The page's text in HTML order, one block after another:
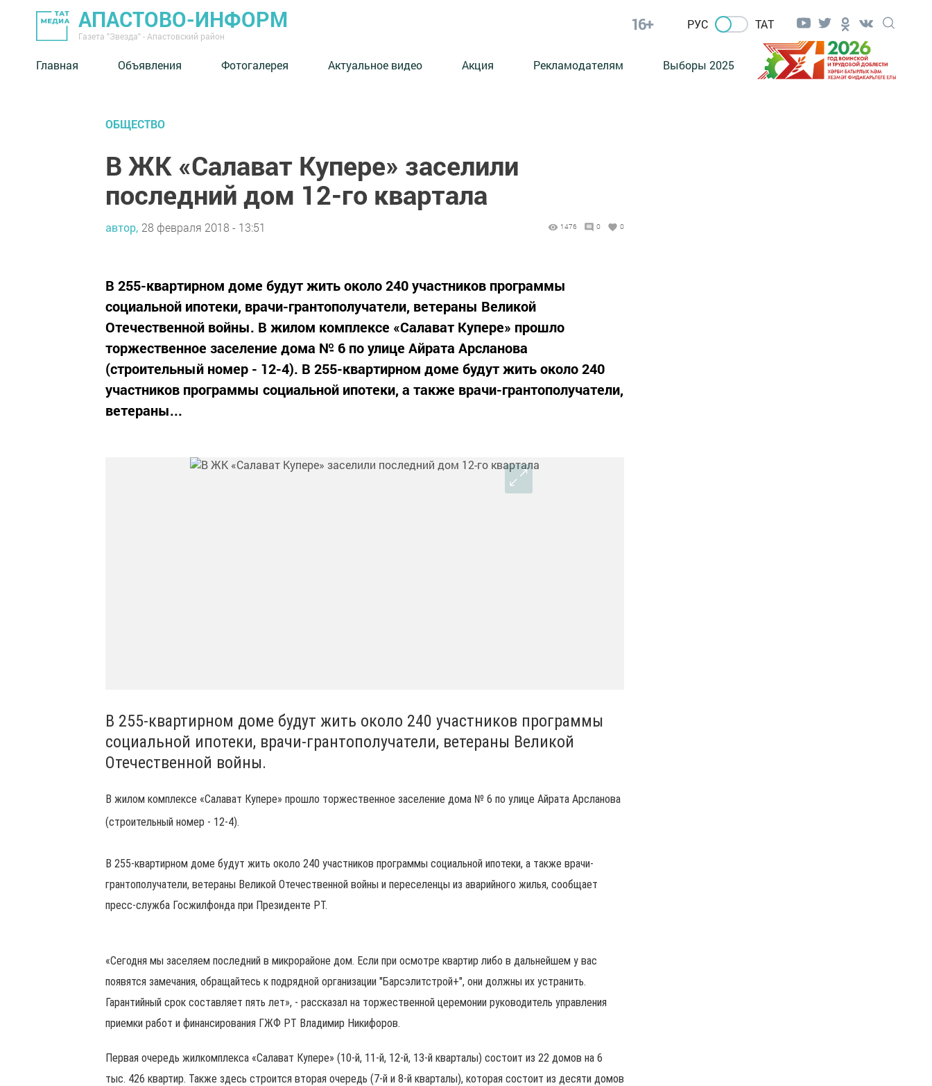
АПАСТОВО-ИНФОРМ
Газета "Звезда" - Апастовский район
16+ РУС ТАТ
Главная Объявления Фотогалерея Актуальное видео Акция Рекламодателям Выборы 2025
ОБЩЕСТВО
В ЖК «Салават Купере» заселили
последний дом 12-го квартала
автор, 28 февраля 2018 - 13:51 1476 0 0
В 255-квартирном доме будут жить около 240 участников программы
социальной ипотеки, врачи-грантополучатели, ветераны Великой
Отечественной войны. В жилом комплексе «Салават Купере» прошло
торжественное заселение дома № 6 по улице Айрата Арсланова
(строительный номер - 12-4). В 255-квартирном доме будут жить около 240
участников программы социальной ипотеки, а также врачи-грантополучатели,
ветераны...
В 255-квартирном доме будут жить около 240 участников программы
социальной ипотеки, врачи-грантополучатели, ветераны Великой
Отечественной войны.
В жилом комплексе «Салават Купере» прошло торжественное заселение дома № 6 по улице Айрата Арсланова
(строительный номер - 12-4).
В 255-квартирном доме будут жить около 240 участников программы социальной ипотеки, а также врачи-
грантополучатели, ветераны Великой Отечественной войны и переселенцы из аварийного жилья, сообщает
пресс-служба Госжилфонда при Президенте РТ.
«Сегодня мы заселяем последний в микрорайоне дом. Если при осмотре квартир либо в дальнейшем у вас
появятся замечания, обращайтесь к подрядной организации "Барсэлитстрой+", они должны их устранить.
Гарантийный срок составляет пять лет», - рассказал на торжественной церемонии руководитель управления
приемки работ и финансирования ГЖФ РТ Владимир Никифоров.
Первая очередь жилкомплекса «Салават Купере» (10-й, 11-й, 12-й, 13-й кварталы) состоит из 22 домов на 6
тыс. 426 квартир. Также здесь строится вторая очередь (7-й и 8-й кварталы), которая состоит из десяти домов